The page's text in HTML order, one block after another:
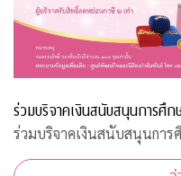
ร่วมบริจาคเงินสนับสนุนการศึก
ร่วมบริจาคเงินสนับสนุนการ